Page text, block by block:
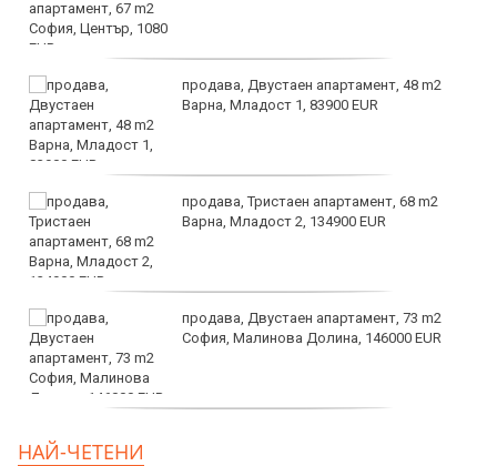
продава, Двустаен апартамент, 48 m2
Варна, Младост 1, 83900 EUR
продава, Тристаен апартамент, 68 m2
Варна, Младост 2, 134900 EUR
продава, Двустаен апартамент, 73 m2
София, Малинова Долина, 146000 EUR
НАЙ-ЧЕТЕНИ